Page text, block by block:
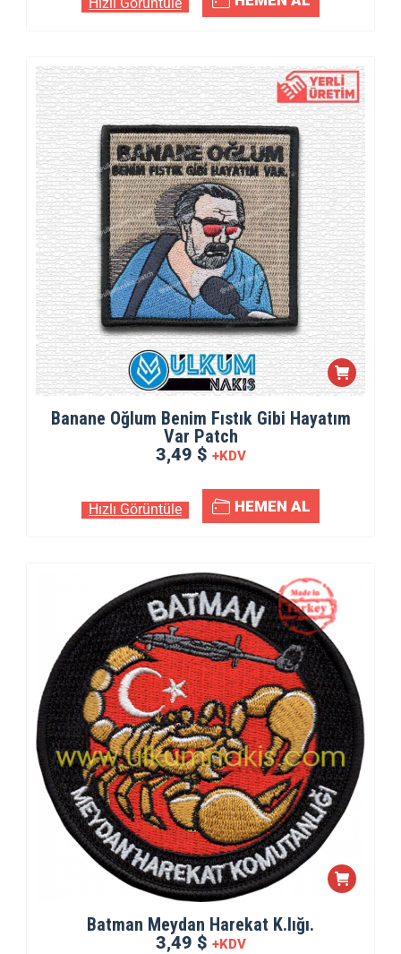
Banane Oğlum Benim Fıstık Gibi Hayatım
Var Patch
3,49 $ +KDV
Hızlı Görüntüle HEMEN AL
Batman Meydan Harekat K.lığı.
3,49 $ +KDV